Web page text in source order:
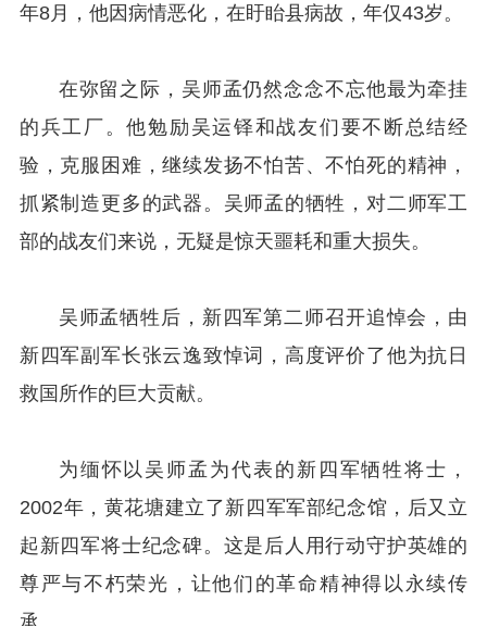
年8月，他因病情恶化，在盱眙县病故，年仅43岁。
在弥留之际，吴师孟仍然念念不忘他最为牵挂
的兵工厂。他勉励吴运铎和战友们要不断总结经
验，克服困难，继续发扬不怕苦、不怕死的精神，
抓紧制造更多的武器。吴师孟的牺牲，对二师军工
部的战友们来说，无疑是惊天噩耗和重大损失。
吴师孟牺牲后，新四军第二师召开追悼会，由
新四军副军长张云逸致悼词，高度评价了他为抗日
救国所作的巨大贡献。
为缅怀以吴师孟为代表的新四军牺牲将士，
2002年，黄花塘建立了新四军军部纪念馆，后又立
起新四军将士纪念碑。这是后人用行动守护英雄的
尊严与不朽荣光，让他们的革命精神得以永续传
承。